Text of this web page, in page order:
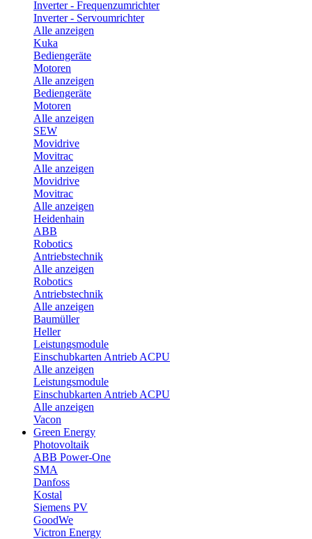
Inverter - Frequenzumrichter
Inverter - Servoumrichter
Alle anzeigen
Kuka
Bediengeräte
Motoren
Alle anzeigen
Bediengeräte
Motoren
Alle anzeigen
SEW
Movidrive
Movitrac
Alle anzeigen
Movidrive
Movitrac
Alle anzeigen
Heidenhain
ABB
Robotics
Antriebstechnik
Alle anzeigen
Robotics
Antriebstechnik
Alle anzeigen
Baumüller
Heller
Leistungsmodule
Einschubkarten Antrieb ACPU
Alle anzeigen
Leistungsmodule
Einschubkarten Antrieb ACPU
Alle anzeigen
Vacon
Green Energy
Photovoltaik
ABB Power-One
SMA
Danfoss
Kostal
Siemens PV
GoodWe
Victron Energy